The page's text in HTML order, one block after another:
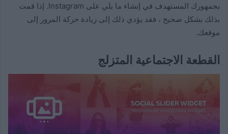
بجمهورك المستهدف في إنشاء ما يلي على Instagram. إذا قمت
بذلك بشكل صحيح ، فقد يؤدي ذلك إلى زيادة حركة المرور إلى
موقعك.
القطعة الاجتماعية المتزلج